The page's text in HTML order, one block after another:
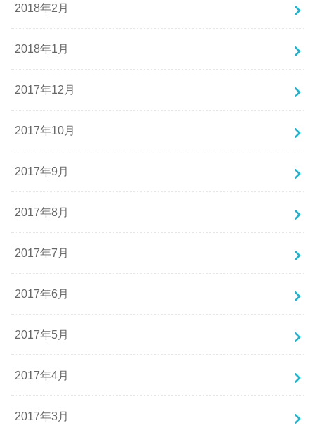
2018年2月
2018年1月
2017年12月
2017年10月
2017年9月
2017年8月
2017年7月
2017年6月
2017年5月
2017年4月
2017年3月